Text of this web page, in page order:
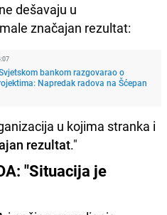
dešavaju u
značajan rezultat:
bankom razgovarao o
Napredak radova na Šćepan
u kojima stranka i
rezultat."
"Situacija je